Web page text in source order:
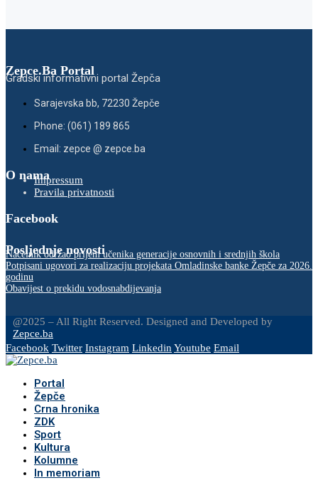
Zepce.Ba Portal
Gradski informativni portal Žepča
Sarajevska bb, 72230 Žepče
Phone: (061) 189 865
Email: zepce @ zepce.ba
O namaImpressum
Pravila privatnosti
Facebook
Posljednje novosti
Načelnik održao prijem učenika generacije osnovnih i srednjih škola
Potpisani ugovori za realizaciju projekata Omladinske banke Žepče za 2026.
godinu
Obavijest o prekidu vodosnabdijevanja
@2025 – All Right Reserved. Designed and Developed by
Zepce.ba
Facebook Twitter Instagram Linkedin Youtube Email
Portal
Žepče
Crna hronika
ZDK
Sport
Kultura
Kolumne
In memoriam